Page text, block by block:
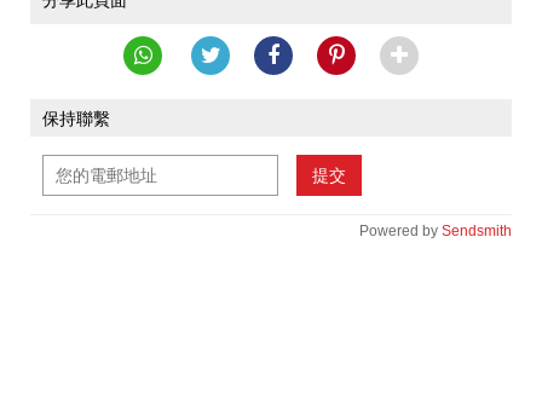
保持聯繫
提交
Powered by Sendsmith